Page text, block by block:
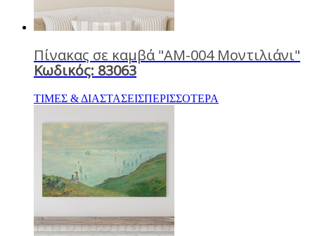
Πίνακας σε καμβά "AM-004 Μοντιλιάνι"
Κωδικός: 83063
ΤΙΜΕΣ & ΔΙΑΣΤΑΣΕΙΣΠΕΡΙΣΣΟΤΕΡΑ